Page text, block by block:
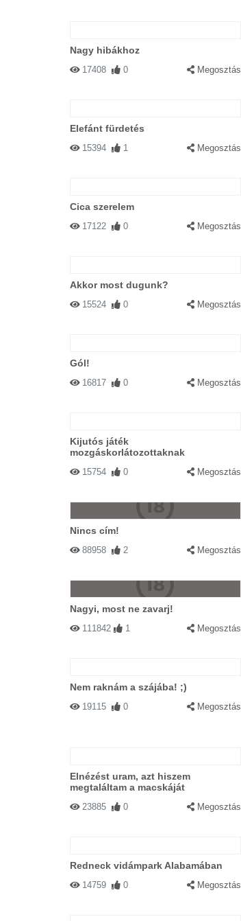
Nagy hibákhoz
17408 0 Megosztás
Elefánt fürdetés
15394 1 Megosztás
Cica szerelem
17122 0 Megosztás
Akkor most dugunk?
15524 0 Megosztás
Gól!
16817 0 Megosztás
Kijutós játék
mozgáskorlátozottaknak
15754 0 Megosztás
Nincs cím!
88958 2 Megosztás
Nagyi, most ne zavarj!
111842 1 Megosztás
Nem raknám a szájába! ;)
19115 0 Megosztás
Elnézést uram, azt hiszem
megtaláltam a macskáját
23885 0 Megosztás
Redneck vidámpark Alabamában
14759 0 Megosztás